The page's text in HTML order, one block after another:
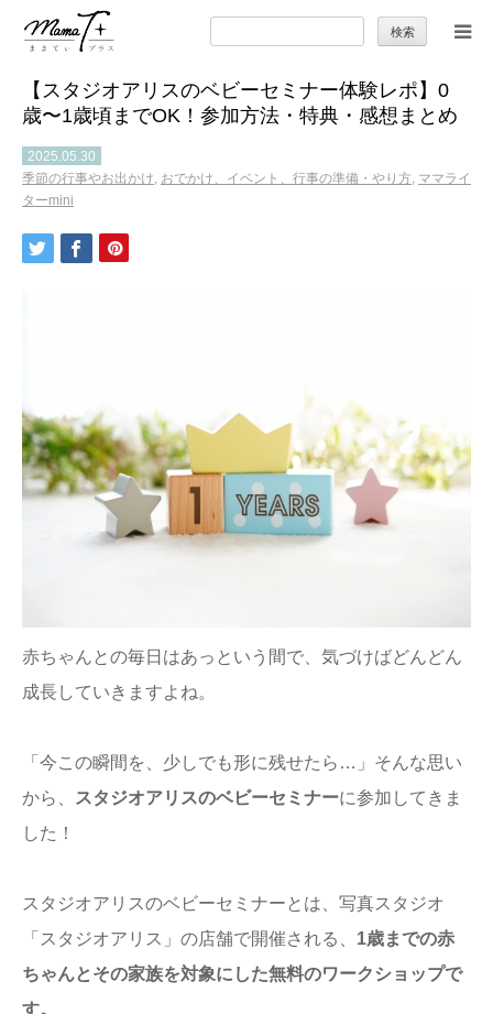
索:
【スタジオアリスのベビーセミナー体験レポ】0
歳〜1歳頃までOK！参加方法・特典・感想まとめ
2025.05.30
季節の行事やお出かけ, おでかけ、イベント、行事の準備・やり方, ママライ
ターmini
赤ちゃんとの毎日はあっという間で、気づけばどんどん
成長していきますよね。
「今この瞬間を、少しでも形に残せたら…」そんな思い
から、
スタジオアリスのベビーセミナーに参加してきま
した！
スタジオアリスのベビーセミナーとは、写真スタジオ
「スタジオアリス」の店舗で開催される、 1歳までの赤
ちゃんとその家族を対象にした無料のワークショップで
す。
トップ
ママのカラダとココロ
季節の行事やお出かけ
特集
ままてぃ編集部